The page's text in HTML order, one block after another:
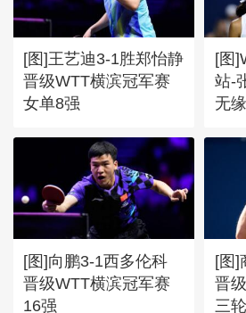
[图]王艺迪3-1胜郑怡静
晋级WTT横滨冠军赛
女单8强
[图
站-
无
[图]向鹏3-1西多伦科
晋级WTT横滨冠军赛
16强
[图]
晋
三轮